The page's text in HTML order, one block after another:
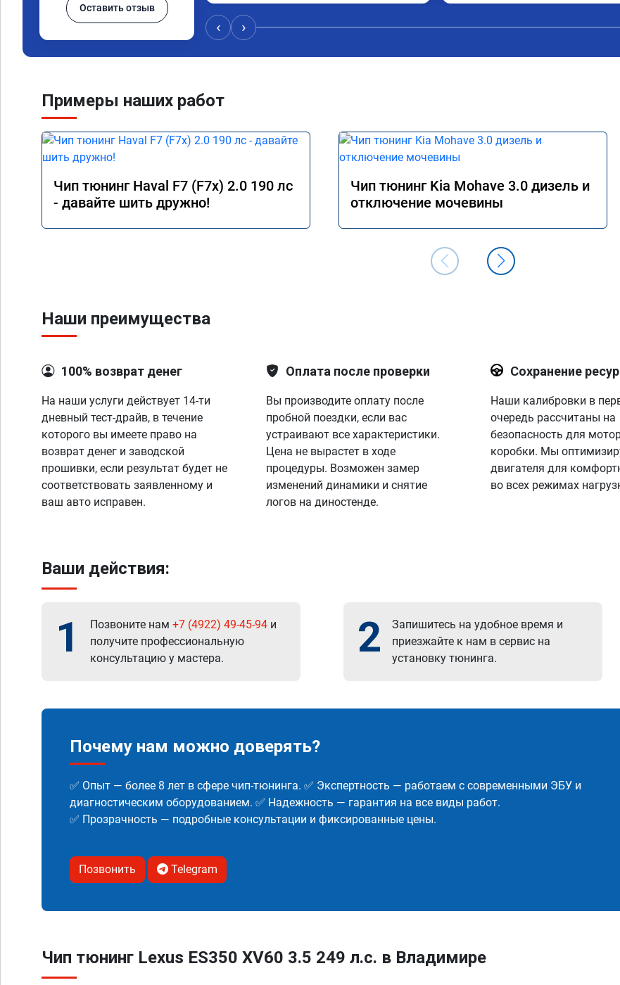
Оставить отзыв
‹ ›
Примеры наших работ
Чип тюнинг Haval F7 (F7x) 2.0 190 лс
- давайте шить дружно!
Чип тюнинг Kia Mohave 3.0 дизель и
отключение мочевины
Наши преимущества
100% возврат денег
На наши услуги действует 14-ти
дневный тест-драйв, в течение
которого вы имеете право на
возврат денег и заводской
прошивки, если результат будет не
соответствовать заявленному и
ваш авто исправен.
Оплата после проверки
Вы производите оплату после
пробной поездки, если вас
устраивают все характеристики.
Цена не вырастет в ходе
процедуры. Возможен замер
изменений динамики и снятие
логов на диностенде.
Сохранение
Наши калибровки в
очередь рассчитаны на
безопасность для
коробки. Мы
двигателя для
во всех режимах
Ваши действия:
1 Позвоните нам +7 (4922) 49-45-94 и
получите профессиональную
консультацию у мастера.
2
Запишитесь на удобное время и
приезжайте к нам в сервис на
установку тюнинга.
Почему нам можно доверять?
✅ Опыт — более 8 лет в сфере чип-тюнинга. ✅ Экспертность — работаем с современными ЭБУ и
диагностическим оборудованием. ✅ Надежность — гарантия на все виды работ.
✅ Прозрачность — подробные консультации и фиксированные цены.
Позвонить Telegram
Чип тюнинг Lexus ES350 XV60 3.5 249 л.с. в Владимире